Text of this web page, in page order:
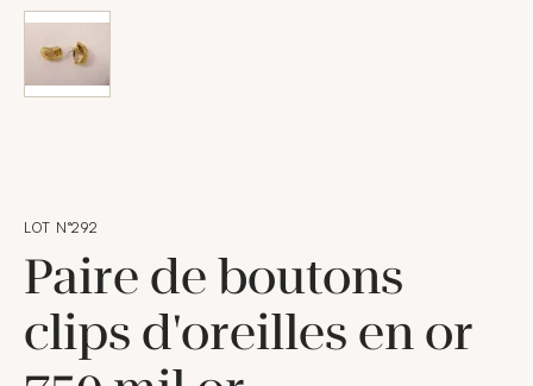
LOT N°292
Paire de boutons
clips d'oreilles en or